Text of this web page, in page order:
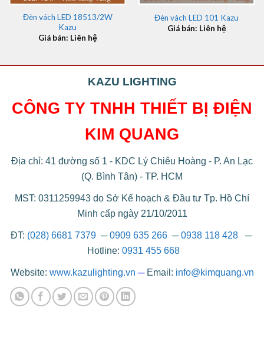
Đèn vách LED 18513/2W
Kazu
Giá bán: Liên hệ
Đèn vách LED 101 Kazu
Giá bán: Liên hệ
KAZU LIGHTING
CÔNG TY TNHH THIẾT BỊ ĐIỆN
KIM QUANG
Địa chỉ: 41 đường số 1 - KDC Lý Chiêu Hoàng - P. An Lạc
(Q. Bình Tân) - TP. HCM
MST: 0311259943 do Sở Kế hoạch & Đầu tư Tp. Hồ Chí
Minh cấp ngày 21/10/2011
ĐT: (028) 6681 7379 ─0909 635 266─0938 118 428─
Hotline: 0931 455 668
Website: www.kazulighting.vn ─ Email: info@kimquang.vn